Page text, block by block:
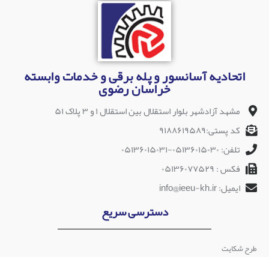
اتحادیه آسانسور و پله برقی و خدمات وابسته
خراسان رضوی
مشهد آزادشهر بلوار استقلال بین استقلال ۱ و ۳ پلاک ۵۱
کد پستی:۹۱۸۸۶۱۹۵۸۹
تلفن: ۰۵۱۳۶۰۱۵۰۳۰-۰۵۱۳۶۰۱۵۰۳۱
فکس : ۰۵۱۳۶۰۷۷۵۲۹
ایمیل: info@ieeu-kh.ir
دسترسی سریع
طرح شکایت